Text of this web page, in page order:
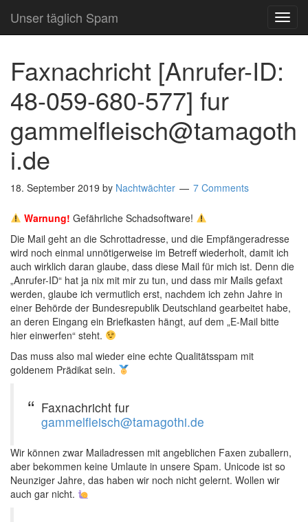
Unser täglich Spam
Faxnachricht [Anrufer-ID:
48-059-680-577] fur
gammelfleisch@tamagoth
i.de
18. September 2019 by Nachtwächter 7 Comments
Warnung! Gefährliche Schadsoftware!
Die Mail geht an die Schrottadresse, und die Empfängeradresse
wird noch einmal unnötigerweise im Betreff wiederholt, damit ich
auch wirklich daran glaube, dass diese Mail für mich ist. Denn die
„Anrufer-ID“ hat ja nix mit mir zu tun, und dass mir Mails gefaxt
werden, glaube ich vermutlich erst, nachdem ich zehn Jahre in
einer Behörde der Bundesrepublik Deutschland gearbeitet habe,
an deren Eingang ein Briefkasten hängt, auf dem „E-Mail bitte
hier einwerfen“ steht.
Das muss also mal wieder eine echte Qualitätsspam mit
goldenem Prädikat sein.
Faxnachricht fur
gammelfleisch@tamagothi.de
Wir können zwar Mailadressen mit angeblichen Faxen zuballern,
aber bekommen keine Umlaute in unsere Spam. Unicode ist so
Neunziger Jahre, das haben wir noch nicht gelernt. Wollen wir
auch gar nicht.